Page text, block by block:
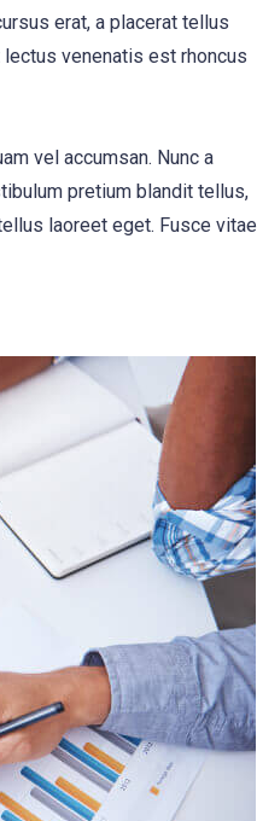
erat, a placerat tellus
venenatis est rhoncus
vel accumsan. Nunc a
pretium blandit tellus,
laoreet eget. Fusce vitae